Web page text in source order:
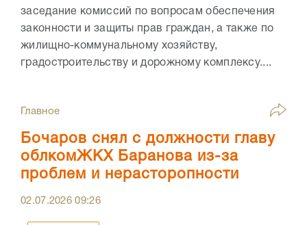
заседание комиссий по вопросам обеспечения
законности и защиты прав граждан, а также по
жилищно-коммунальному хозяйству,
градостроительству и дорожному комплексу....
Главное
Бочаров снял с должности главу
облкомЖКХ Баранова из-за
проблем и нерасторопности
02.07.202609:26